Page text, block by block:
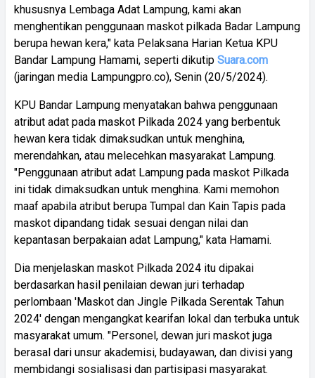
khususnya Lembaga Adat Lampung, kami akan
menghentikan penggunaan maskot pilkada Badar Lampung
berupa hewan kera," kata Pelaksana Harian Ketua KPU
Bandar Lampung Hamami, seperti dikutip Suara.com
(jaringan media Lampungpro.co), Senin (20/5/2024).
KPU Bandar Lampung menyatakan bahwa penggunaan
atribut adat pada maskot Pilkada 2024 yang berbentuk
hewan kera tidak dimaksudkan untuk menghina,
merendahkan, atau melecehkan masyarakat Lampung.
"Penggunaan atribut adat Lampung pada maskot Pilkada
ini tidak dimaksudkan untuk menghina. Kami memohon
maaf apabila atribut berupa Tumpal dan Kain Tapis pada
maskot dipandang tidak sesuai dengan nilai dan
kepantasan berpakaian adat Lampung," kata Hamami.
Dia menjelaskan maskot Pilkada 2024 itu dipakai
berdasarkan hasil penilaian dewan juri terhadap
perlombaan 'Maskot dan Jingle Pilkada Serentak Tahun
2024' dengan mengangkat kearifan lokal dan terbuka untuk
masyarakat umum. "Personel, dewan juri maskot juga
berasal dari unsur akademisi, budayawan, dan divisi yang
membidangi sosialisasi dan partisipasi masyarakat.